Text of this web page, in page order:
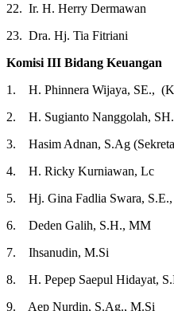
22. Ir. H. Herry Dermawan
23. Dra. Hj. Tia Fitriani
Komisi III Bidang Keuangan
1. H. Phinnera Wijaya, SE.,
2. H. Sugianto Nanggolah,
3. Hasim Adnan, S.Ag
4. H. Ricky Kurniawan, Lc
5. Hj. Gina Fadlia Swara,
6. Deden Galih, S.H., MM
7. Ihsanudin, M.Si
8. H. Pepep Saepul Hidayat,
9. Aep Nurdin, S.Ag., M.Si